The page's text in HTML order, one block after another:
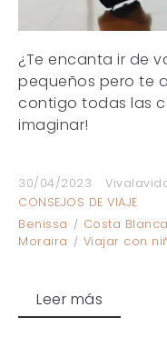
¿Te encanta ir de
pequeños pero te
contigo todas las
imaginar!
30/04/2023
CONSEJOS DE VIAJE
Benissa
Costa Blanca
Moraira
Viajar con
Leer más